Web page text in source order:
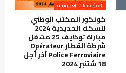
المؤسسات العمومية
كونكور المكتب الوطني
للسكك الحديدية 2024
مباراة توظيف 25 مشغل
شرطة القطار Opérateur
Police Ferroviaire آخر أجل
18 شتنبر 2024